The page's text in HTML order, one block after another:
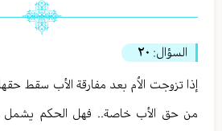
السؤال: ٢٠
إذا تزوجت الاُم بعد مفارقة الأب سقط
من حق الأب خاصة.. فهل الحكم يشمل